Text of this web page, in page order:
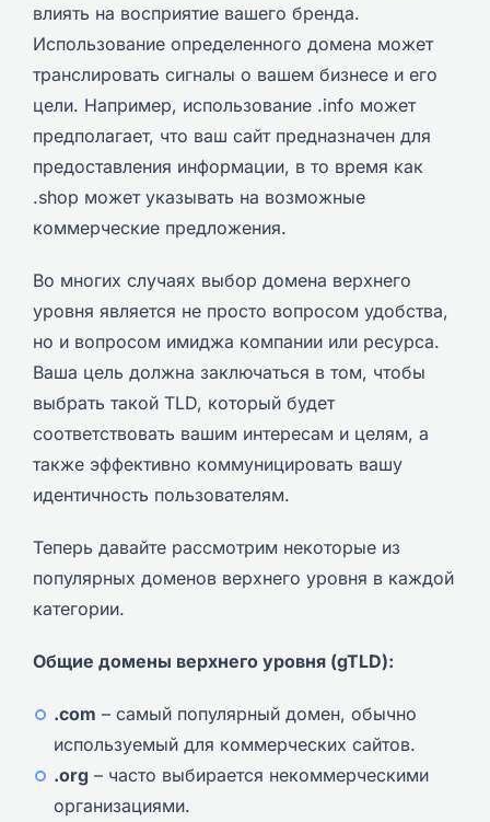
влиять на восприятие вашего бренда.
Использование определенного домена может
транслировать сигналы о вашем бизнесе и его
цели. Например, использование .info может
предполагает, что ваш сайт предназначен для
предоставления информации, в то время как
.shop может указывать на возможные
коммерческие предложения.
Во многих случаях выбор домена верхнего
уровня является не просто вопросом удобства,
но и вопросом имиджа компании или ресурса.
Ваша цель должна заключаться в том, чтобы
выбрать такой TLD, который будет
соответствовать вашим интересам и целям, а
также эффективно коммуницировать вашу
идентичность пользователям.
Теперь давайте рассмотрим некоторые из
популярных доменов верхнего уровня в каждой
категории.
Общие домены верхнего уровня (gTLD):
.com – самый популярный домен, обычно
используемый для коммерческих сайтов.
.org – часто выбирается некоммерческими
организациями.